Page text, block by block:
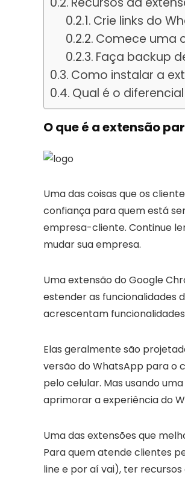
Crie links do
Comece uma
Faça backup
Como instalar a
Qual é o
O que é a extensão
Uma das coisas que os
confiança para quem está
empresa-cliente. Continue
mudar sua empresa.
Uma extensão do Google
estender as funcionalidades
acrescentam
Elas geralmente são
versão do WhatsApp para o
pelo celular. Mas usando
aprimorar a experiência do
Uma das extensões que
Para quem atende clientes
line e por aí vai), ter